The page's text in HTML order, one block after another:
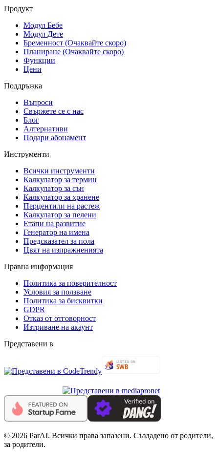
Продукт
Модул Бебе
Модул Дете
Бременност (Очаквайте скоро)
Планиране (Очаквайте скоро)
Функции
Цени
Поддръжка
Въпроси
Свържете се с нас
Блог
Алтернативи
Подари абонамент
Инструменти
Всички инструменти
Калкулатор за термин
Калкулатор за сън
Калкулатор за хранене
Перцентили на растеж
Калкулатор за пелени
Етапи на развитие
Генератор на имена
Предсказател за пола
Цвят на изпражненията
Правна информация
Политика за поверителност
Условия за ползване
Политика за бисквитки
GDPR
Отказ от отговорност
Изтриване на акаунт
Представени в
© 2026 ParAI. Всички права запазени. Създадено от родители,
за родители.